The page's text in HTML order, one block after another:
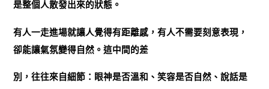
是整個人散發出來的狀態。
有人一走進場就讓人覺得有距離感，有人不需要刻意表現，
卻能讓氣氛變得自然。這中間的差
別，往往來自細節：眼神是否溫和、笑容是否自然、說話是